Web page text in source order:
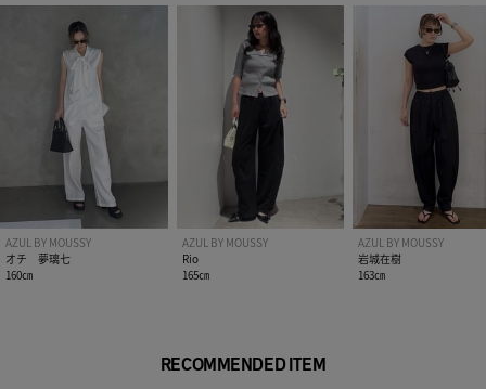
AZUL BY MOUSSY
オチ 夢璃七
160㎝
AZUL BY MOUSSY
Rio
165㎝
AZUL BY MOUSSY
岩城在樹
163㎝
RECOMMENDED ITEM